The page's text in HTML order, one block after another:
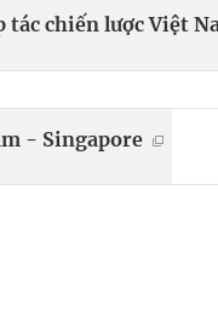
chiến lược Việt
- Singapore